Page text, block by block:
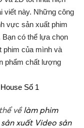
viết này. Những công
vực sản xuất phim
có thể lựa chọn
phim của mình và
phẩm chất lượng
Số 1
về làm phim
sản xuất Video sản